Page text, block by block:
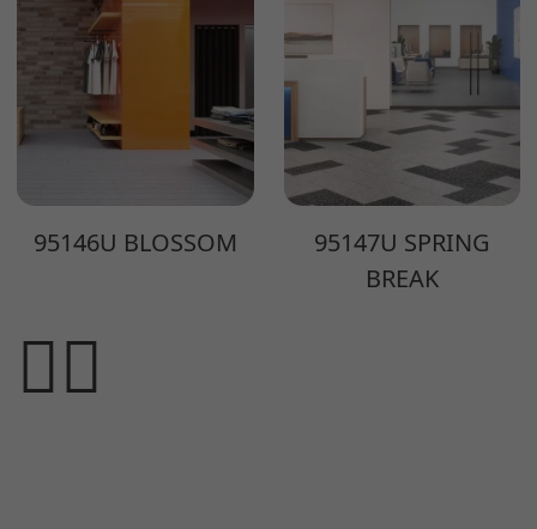
95146U BLOSSOM
95147U SPRING
BREAK